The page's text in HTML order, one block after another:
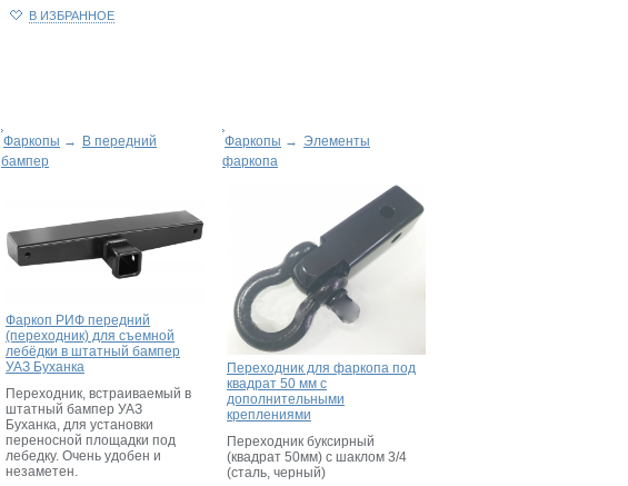
В ИЗБРАННОЕ
Фаркопы →
В передний
бампер
Фаркоп РИФ передний
(переходник) для съемной
лебёдки в штатный бампер
УАЗ Буханка
Переходник, встраиваемый в
штатный бампер УАЗ
Буханка, для установки
переносной площадки под
лебедку. Очень удобен и
незаметен.
Фаркопы → Элементы
фаркопа
Переходник для фаркопа под
квадрат 50 мм с
дополнительными
креплениями
Переходник буксирный
(квадрат 50мм) с шаклом 3/4
(сталь, черный)